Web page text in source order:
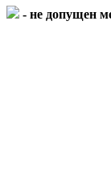
- не допущен